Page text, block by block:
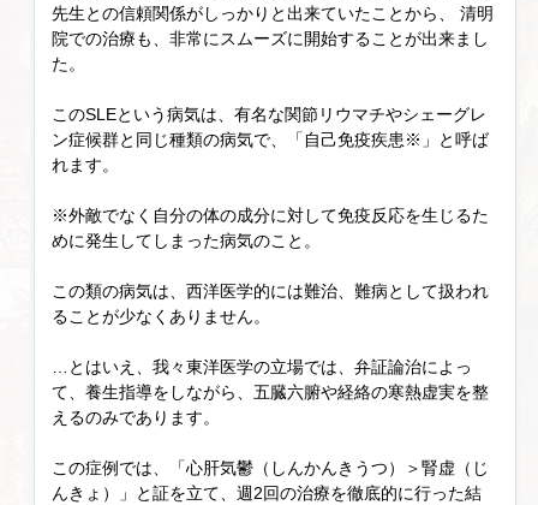
先生との信頼関係がしっかりと出来ていたことから、 清明
院での治療も、非常にスムーズに開始することが出来まし
た。
このSLEという病気は、有名な関節リウマチやシェーグレ
ン症候群と同じ種類の病気で、「自己免疫疾患※」と呼ば
れます。
※外敵でなく自分の体の成分に対して免疫反応を生じるた
めに発生してしまった病気のこと。
この類の病気は、西洋医学的には難治、難病として扱われ
ることが少なくありません。
…とはいえ、我々東洋医学の立場では、弁証論治によっ
て、養生指導をしながら、五臓六腑や経絡の寒熱虚実を整
えるのみであります。
この症例では、「心肝気鬱（しんかんきうつ）＞腎虚（じ
んきょ）」と証を立て、週2回の治療を徹底的に行った結